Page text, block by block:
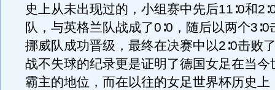
史上从未出现过的，小组赛中先后11∶0和
队，与英格兰队战成了0∶0，随后以两个
挪威队成功晋级，最终在决赛中以2∶0击败
战不失球的纪录更是证明了德国女足在当今
霸主的地位，而在以往的女足世界杯历史上